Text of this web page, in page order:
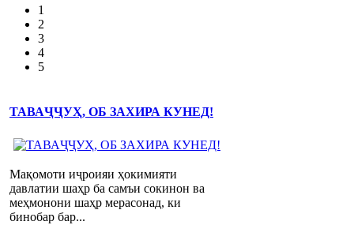
1
2
3
4
5
ТАВАҶҶУҲ, ОБ ЗАХИРА КУНЕД!
Мақомоти иҷроияи ҳокимияти
давлатии шаҳр ба самъи сокинон ва
меҳмонони шаҳр мерасонад, ки
бинобар бар...